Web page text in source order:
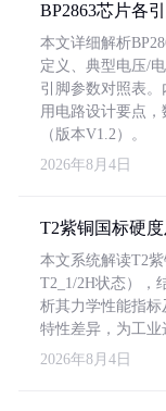
BP2863芯片各
本文详细解析
定义、典型电压/
引脚参数对照表
用电路设计要点
（版本V1.2）。
2026年8月4日
T2紫铜国标硬
本文系统解读T2
T2_1/2H状态），
析其力学性能指
特性差异，为工业
2026年8月4日